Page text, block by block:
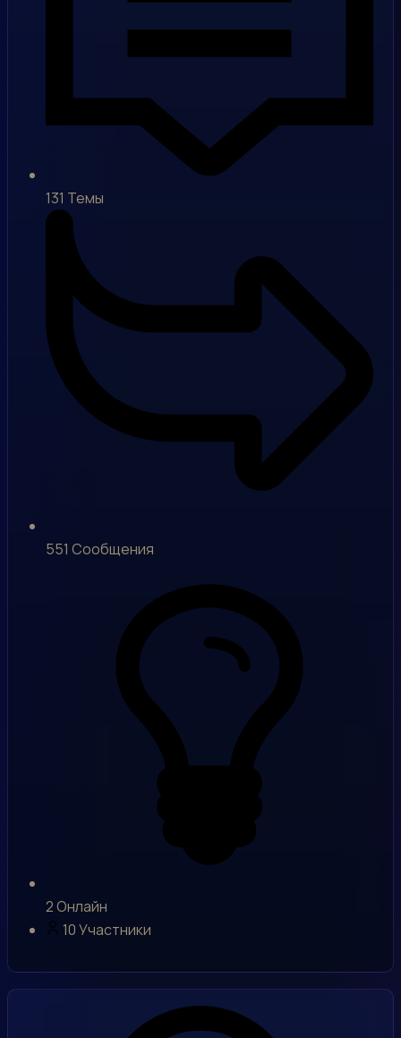
131 Темы
551 Сообщения
2Онлайн
10Участники